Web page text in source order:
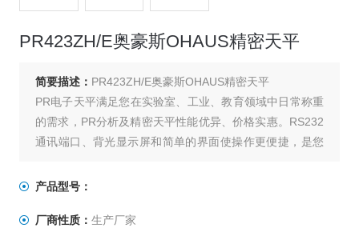
PR423ZH/E奥豪斯OHAUS精密天平
简要描述： PR423ZH/E奥豪斯OHAUS精密天平
PR电子天平满足您在实验室、工业、教育领域中日常称重
的需求，PR分析及精密天平性能优异、价格实惠。RS232
通讯端口、背光显示屏和简单的界面使操作更便捷，是您
产品型号：
厂商性质： 生产厂家